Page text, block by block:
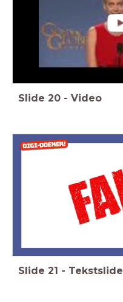
Slide 20 - Video
Slide 21 - Tekstslide